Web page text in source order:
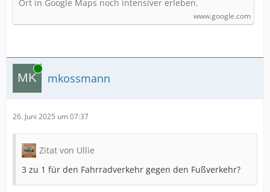
Ort in Google Maps noch intensiver erleben.
www.google.com
Online
mkossmann
26. Juni 2025 um 07:37
Zitat von Ullie
3 zu 1 für den Fahrradverkehr gegen den Fußverkehr?